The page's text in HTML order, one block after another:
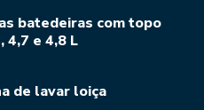
batedeiras com topo
4,7 e 4,8 L
de lavar loiça